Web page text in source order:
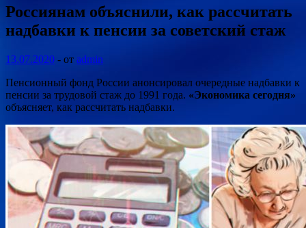
Россиянам объяснили, как рассчитать
надбавки к пенсии за советский стаж
13.07.2020 - от admin
Пенсионный фонд России анонсировал очередные надбавки к
пенсии за трудовой стаж до 1991 года. «Экономика сегодня»
объясняет, как рассчитать надбавки.